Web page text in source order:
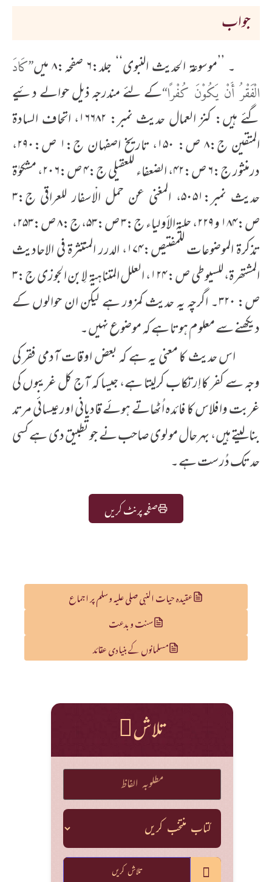
جواب
۔ ’’موسوعۃ الحدیث النبوی‘‘ جلد:۶ صفحہ:۸ میں
’’کَادَ
الْفَقْرُ أَنْ یَکُوْنَ کُفْرًا‘‘کے لئے مندرجہ ذیل حوالے دئیے
گئے ہیں: کنز العمال حدیث نمبر: ۱۶۶۸۲، اتحاف السادۃ
المتقین ج:۸ ص: ۱۵۰، تاریخ اصفہان ج:۱ ص:۲۹۰،
درمنثور ج:۶ ص:۴۲، الضعفاء للعقیلی ج:۴ ص:۲۰۶، مشکوٰۃ
حدیث نمبر:۵۰۵۱، المغنی عن حمل الْاسفار للعراقی ج:۳
ص:۱۸۴ و ۲۲۹، حلیۃالأولیاء ج:۳ ص:۵۳، ج:۸ ص:۲۵۳،
تذکرۃ الموضوعات للمفتیص:۱۷۴، الدرر المنتثرۃ فی الاحادیث
المشتھرۃ، للسیوطی ص: ۱۲۴، العلل المتناہیۃ لِابن الجوزی ج:۳
ص: ۳۲۰۔ اگرچہ یہ حدیث کمزور ہے لیکن ان حوالوں کے
دیکھنے سے معلوم ہوتا ہے کہ موضوع نہیں۔
اس حدیث کا معنی یہ ہے کہ بعض اوقات آدمی فقر کی
وجہ سے کفر کا اِرتکاب کرلیتا ہے، جیسا کہ آج کل غریبوں کی
غربت وافلاس کا فائدہ اُٹھاتے ہوئے قادیانی اور عیسائی مرتد
بنالیتے ہیں، بہرحال مولوی صاحب نے جو تطبیق دی ہے کسی
حد تک دُرست ہے۔
صفحہ پرنٹ کریں
عقیدہ حیات النبی صلی علیہ وسلم پر اجماع
سنت و بدعت
مسلمانوں کے بنیادی عقائد
تلاش
تلاش کریں